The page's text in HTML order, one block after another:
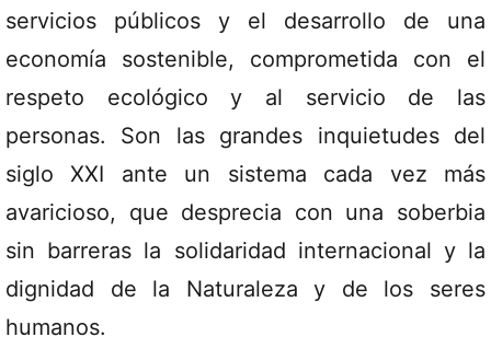
servicios públicos y el desarrollo de una
economía sostenible, comprometida con el
respeto ecológico y al servicio de las
personas. Son las grandes inquietudes del
siglo XXI ante un sistema cada vez más
avaricioso, que desprecia con una soberbia
sin barreras la solidaridad internacional y la
dignidad de la Naturaleza y de los seres
humanos.